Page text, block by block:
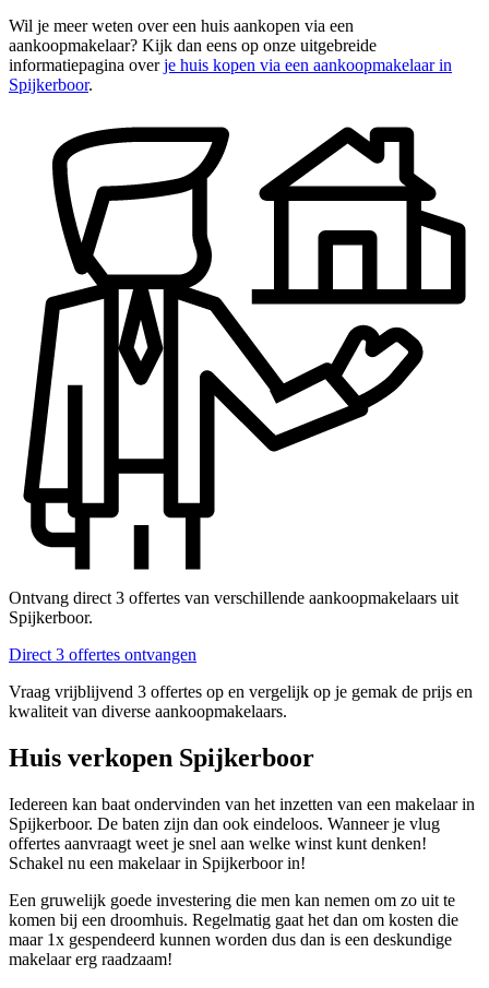
Wil je meer weten over een huis aankopen via een
aankoopmakelaar? Kijk dan eens op onze uitgebreide
informatiepagina overje huis kopen via een aankoopmakelaar in
Spijkerboor.
Ontvang direct 3 offertes van verschillende aankoopmakelaars uit
Spijkerboor.
Direct 3 offertes ontvangen
Vraag vrijblijvend 3 offertes op en vergelijk op je gemak de prijs en
kwaliteit van diverse aankoopmakelaars.
Huis verkopen Spijkerboor
Iedereen kan baat ondervinden van het inzetten van een makelaar in
Spijkerboor. De baten zijn dan ook eindeloos. Wanneer je vlug
offertes aanvraagt weet je snel aan welke winst kunt denken!
Schakel nu een makelaar in Spijkerboor in!
Een gruwelijk goede investering die men kan nemen om zo uit te
komen bij een droomhuis. Regelmatig gaat het dan om kosten die
maar 1x gespendeerd kunnen worden dus dan is een deskundige
makelaar erg raadzaam!